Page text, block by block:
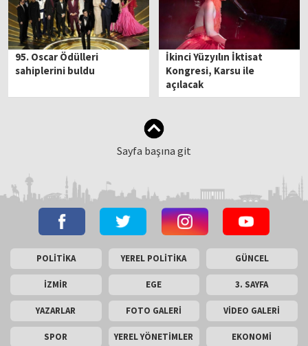
95. Oscar Ödülleri
sahiplerini buldu
İkinci Yüzyılın İktisat
Kongresi, Karsu ile
açılacak
Sayfa başına git
POLİTİKA YEREL POLİTİKA GÜNCEL
İZMİR EGE 3. SAYFA
YAZARLAR FOTO GALERİ VİDEO GALERİ
SPOR YEREL YÖNETİMLER EKONOMİ